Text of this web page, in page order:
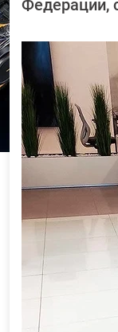
Федерации,